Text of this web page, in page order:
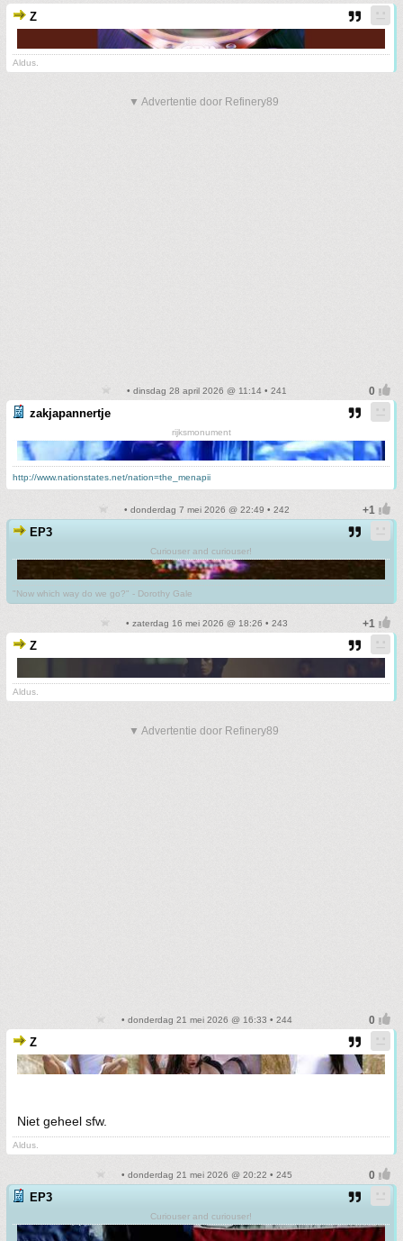
Z
Aldus.
▼ Advertentie door Refinery89
• dinsdag 28 april 2026 @ 11:14 • 241
zakjapannertje
rijksmonument
http://www.nationstates.net/nation=the_menapii
• donderdag 7 mei 2026 @ 22:49 • 242
EP3
Curiouser and curiouser!
"Now which way do we go?" - Dorothy Gale
• zaterdag 16 mei 2026 @ 18:26 • 243
Z
Aldus.
▼ Advertentie door Refinery89
• donderdag 21 mei 2026 @ 16:33 • 244
Z
Niet geheel sfw.
Aldus.
• donderdag 21 mei 2026 @ 20:22 • 245
EP3
Curiouser and curiouser!